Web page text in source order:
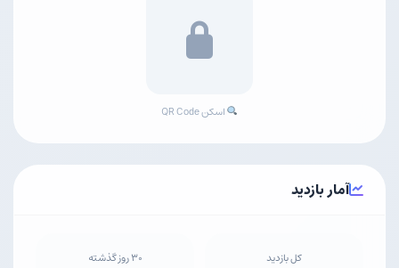
اسکن QR Code
آمار بازدید
کل بازدید ۳۰ روز گذشته